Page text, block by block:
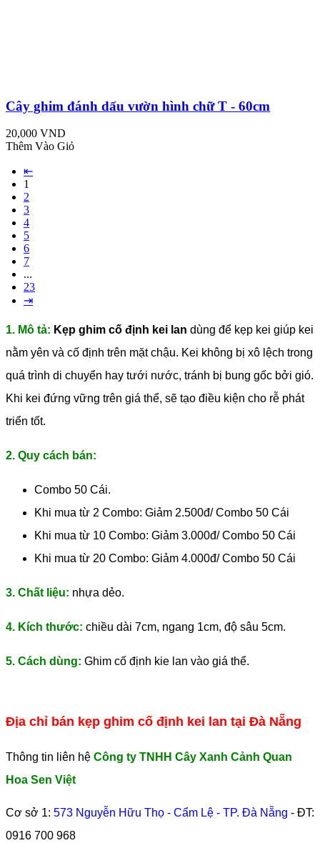
Cây ghim đánh dấu vườn hình chữ T - 60cm
20,000 VND
Thêm Vào Giỏ
⇤
1
2
3
4
5
6
7
...
23
⇥
1. Mô tả: Kẹp ghim cố định kei lan dùng để kẹp kei giúp kei
nằm yên và cố định trên mặt chậu. Kei không bị xô lệch trong
quá trình di chuyển hay tưới nước, tránh bị bung gốc bởi gió.
Khi kei đứng vững trên giá thể, sẽ tạo điều kiện cho rễ phát
triển tốt.
2. Quy cách bán:
Combo 50 Cái.
Khi mua từ 2 Combo: Giảm 2.500đ/ Combo 50 Cái
Khi mua từ 10 Combo: Giảm 3.000đ/ Combo 50 Cái
Khi mua từ 20 Combo: Giảm 4.000đ/ Combo 50 Cái
3. Chất liệu: nhựa dẻo.
4. Kích thước: chiều dài 7cm, ngang 1cm, độ sâu 5cm.
5. Cách dùng: Ghim cố định kie lan vào giá thể.
Địa chỉ bán kẹp ghim cố định kei lan tại Đà Nẵng
Thông tin liên hệ Công ty TNHH Cây Xanh Cảnh Quan
Hoa Sen Việt
Cơ sở 1: 573 Nguyễn Hữu Thọ - Cẩm Lệ - TP. Đà Nẵng - ĐT:
0916 700 968